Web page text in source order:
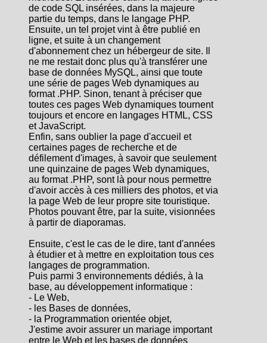
de code SQL insérées, dans la majeure
partie du temps, dans le langage PHP.
Ensuite, un tel projet vint à être publié en
ligne, et suite à un changement
d'abonnement chez un hébergeur de site. Il
ne me restait donc plus qu'à transférer une
base de données MySQL, ainsi que toute
une série de pages Web dynamiques au
format .PHP. Sinon, tenant à préciser que
toutes ces pages Web dynamiques tournent
toujours et encore en langages HTML, CSS
et JavaScript.
Enfin, sans oublier la page d'accueil et
certaines pages de recherche et de
défilement d'images, à savoir que seulement
une quinzaine de pages Web dynamiques,
au format .PHP, sont là pour nous permettre
d'avoir accès à ces milliers des photos, et via
la page Web de leur propre site touristique.
Photos pouvant être, par la suite, visionnées
à partir de diaporamas.
Ensuite, c'est le cas de le dire, tant d'années
à étudier et à mettre en exploitation tous ces
langages de programmation.
Puis parmi 3 environnements dédiés, à la
base, au développement informatique :
- Le Web,
- les Bases de données,
- la Programmation orientée objet,
J'estime avoir assurer un mariage important
entre le Web et les bases de données